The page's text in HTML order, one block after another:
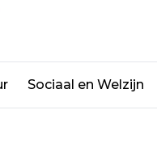
Sociaal en Welzijn